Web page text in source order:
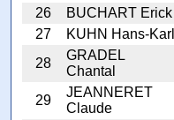
26
BUCHART Erick
27
KUHN Hans-Karl
28
GRADEL
Chantal
29
JEANNERET
Claude